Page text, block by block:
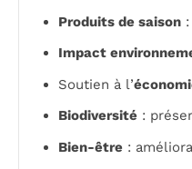
Produits de saison
Impact
Soutien à l’
Biodiversité :
Bien-être :